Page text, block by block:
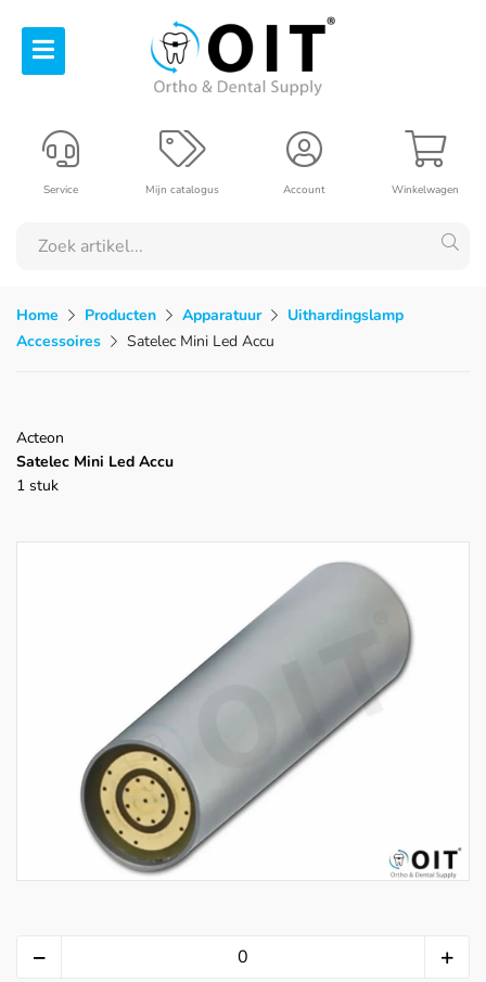
Winkelwagen
Account
Mijn catalogus
Service
Home Producten Apparatuur
Uithardingslamp
Accessoires
Satelec Mini Led Accu
Acteon
Satelec Mini Led Accu
1 stuk